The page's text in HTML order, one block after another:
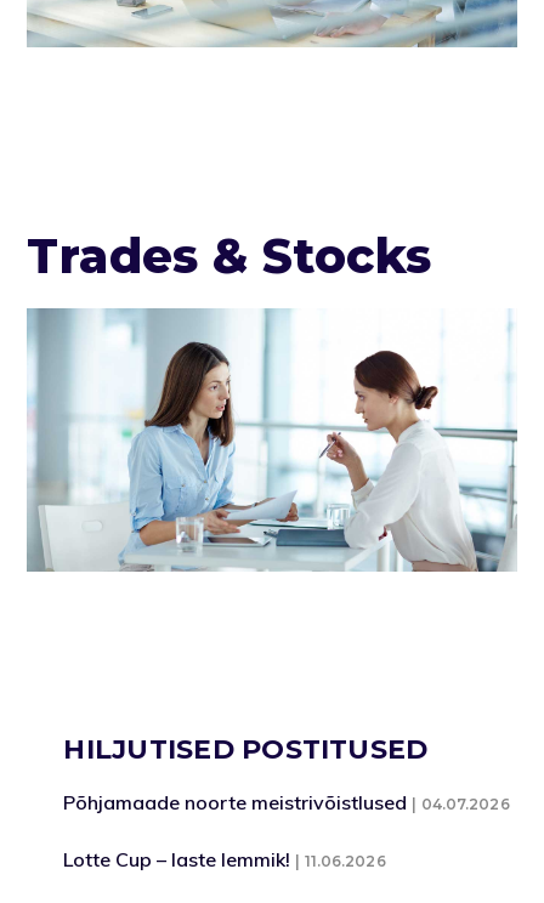
Trades & Stocks
HILJUTISED POSTITUSED
Põhjamaade noorte meistrivõistlused 04.07.2026
Lotte Cup – laste lemmik! 11.06.2026